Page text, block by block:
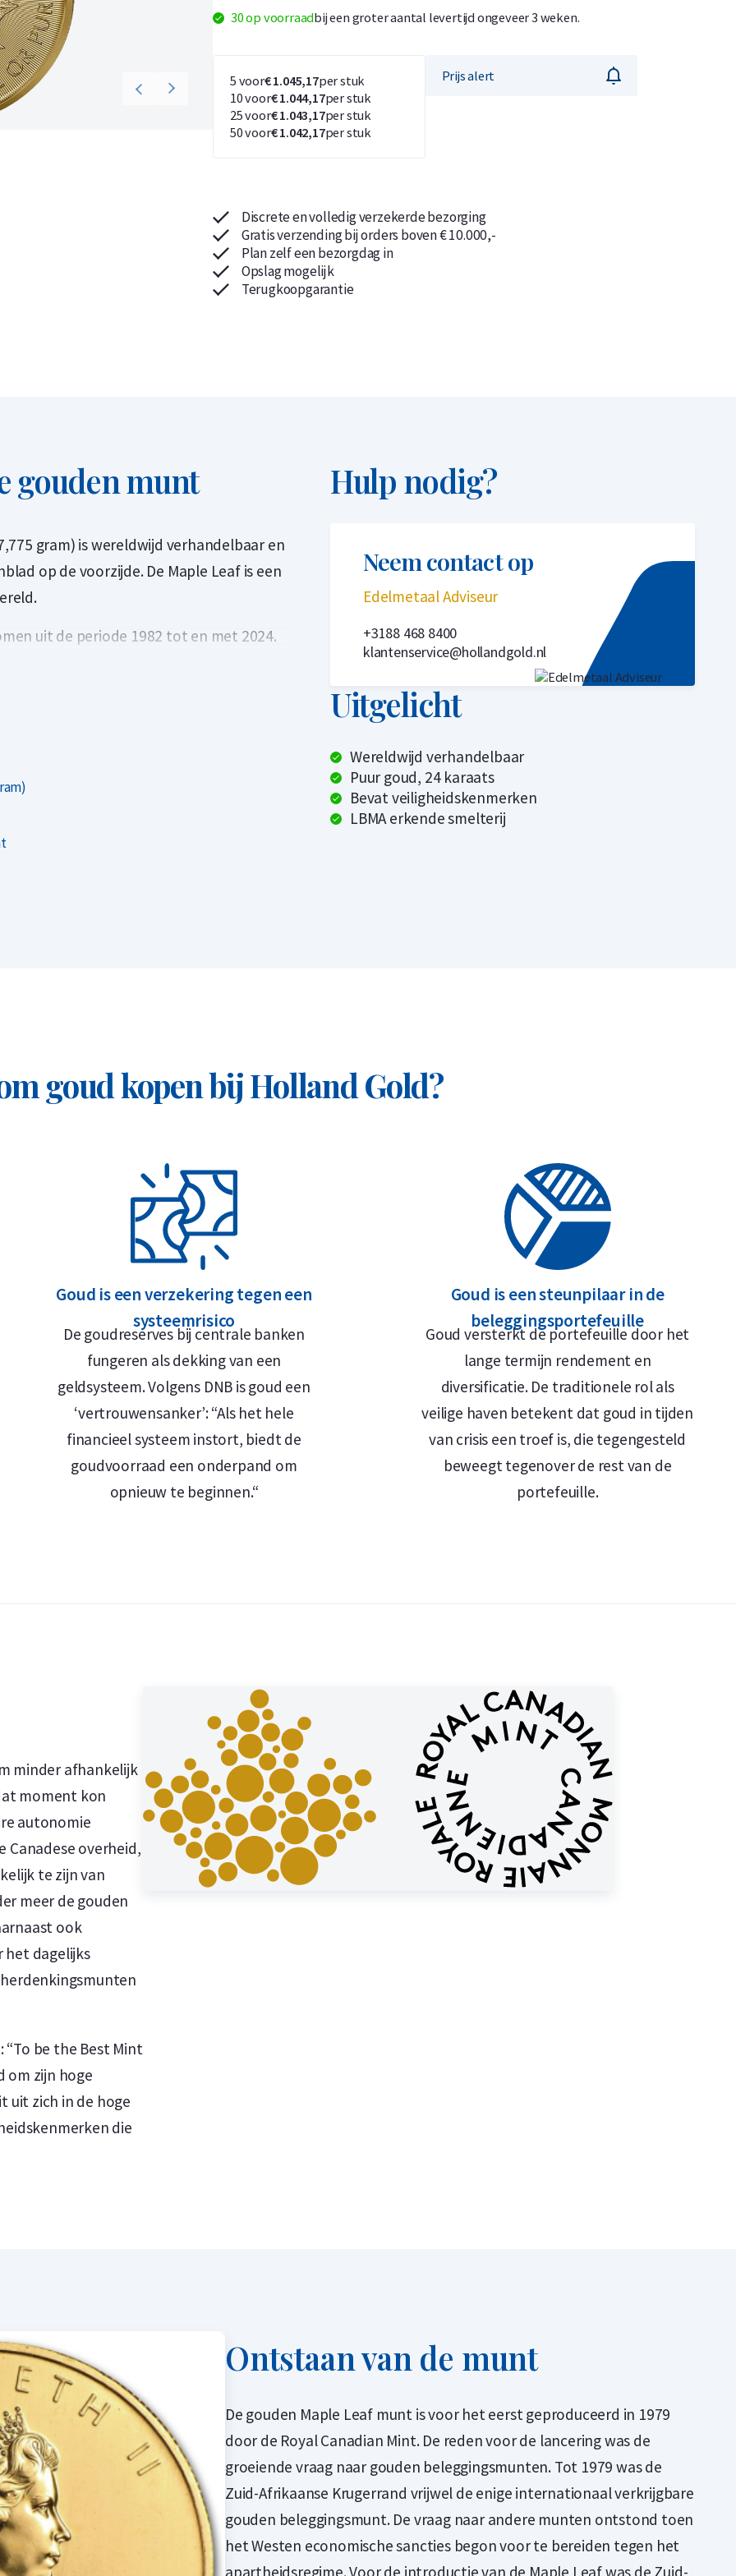
Koop nu de meest voordelige gouden munten en baren
Koop nu de meest voordelige zilveren munten en baren
30 op voorraadbij een groter aantal levertijd ongeveer 3 weken.
5 voor€ 1.045,17per stuk
10 voor€ 1.044,17per stuk
25 voor€ 1.043,17per stuk
50 voor€ 1.042,17per stuk
Prijs alert
Discrete en volledig verzekerde bezorging
Gratis verzending bij orders boven € 10.000,-
Plan zelf een bezorgdag in
Opslag mogelijk
Terugkoopgarantie
gouden munt
gram) is wereldwijd verhandelbaar en
op de voorzijde. De Maple Leaf is een
uit de periode 1982 tot en met 2024.
24 karaat goud. De gewichtseenheid
Canadian Mint, een wereldberoemd
en hoogwaardige
4 troy ounce
Rotterdam of Breda
veiligheid en verfijnd
van Koningin Elizabeth II (1982–2023) of
uitgiftejaar en de nominale waarde van
verschillende portretten van Elizabeth
Walter Ott, toont het iconische
– samen met het gewicht en de
is sinds de introductie van de munt
de munt betalen.
Hulp nodig?
Neem contact op
Edelmetaal Adviseur
+3188 468 8400
klantenservice@hollandgold.nl
Uitgelicht
Wereldwijd verhandelbaar
Puur goud, 24 karaats
Bevat veiligheidskenmerken
LBMA erkende smelterij
goud kopen bij Holland Gold?
Goud is een verzekering tegen een
systeemrisico
De goudreserves bij centrale banken
fungeren als dekking van een
geldsysteem. Volgens DNB is goud een
‘vertrouwensanker’: “Als het hele
financieel systeem instort, biedt de
goudvoorraad een onderpand om
opnieuw te beginnen.“
Goud is een steunpilaar in de
beleggingsportefeuille
Goud versterkt de portefeuille door het
lange termijn rendement en
diversificatie. De traditionele rol als
veilige haven betekent dat goud in tijden
van crisis een troef is, die tegengesteld
beweegt tegenover de rest van de
portefeuille.
minder afhankelijk
moment kon
autonomie
Canadese overheid,
te zijn van
meer de gouden
ook
het dagelijks
“To be the Best Mint
om zijn hoge
uit zich in de hoge
die
Ontstaan van de munt
De gouden Maple Leaf munt is voor het eerst geproduceerd in 1979
door de Royal Canadian Mint. De reden voor de lancering was de
groeiende vraag naar gouden beleggingsmunten. Tot 1979 was de
Zuid-Afrikaanse Krugerrand vrijwel de enige internationaal verkrijgbare
gouden beleggingsmunt. De vraag naar andere munten ontstond toen
het Westen economische sancties begon voor te bereiden tegen het
apartheidsregime. Voor de introductie van de Maple Leaf was de Zuid-